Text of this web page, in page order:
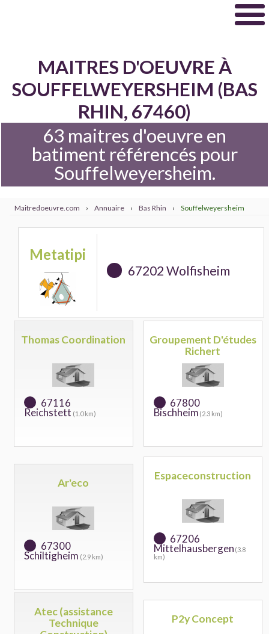
MAITRES D'OEUVRE À
SOUFFELWEYERSHEIM (BAS
RHIN, 67460)
63 maitres d'oeuvre en
batiment référencés pour
Souffelweyersheim.
Maitredoeuvre.com › Annuaire › Bas Rhin › Souffelweyersheim
Metatipi
67202 Wolfisheim
Thomas Coordination
67116
Reichstett (1.0 km)
Groupement D'études
Richert
67800
Bischheim (2.3 km)
Ar'eco
67300
Schiltigheim (2.9 km)
Espaceconstruction
67206
Mittelhausbergen (3.8
km)
Atec (assistance
Technique
P2y Concept